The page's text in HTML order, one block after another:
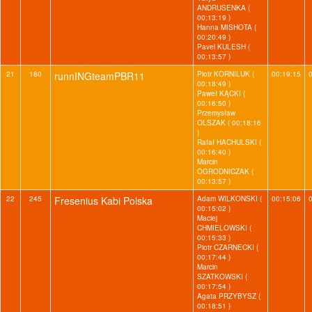
ANDRUSENKA (
00:13:19 )
Hanna MISHOTA (
00:20:49 )
Pavel KULESH (
00:13:57 )
21
180 runnINGteamPBR11
Piotr KORNILUK (
00:18:49 )
Paweł KĄCKI (
00:16:50 )
Przemysław
OLSZAK ( 00:18:16
)
Rafał HACHULSKI (
00:16:40 )
Marcin
OGRODNICZAK (
00:13:57 )
00:19:15
22 245 Fresenius Kabi Polska
Adam WILKONSKI (
00:15:02 )
Maciej
CHMIELOWSKI (
00:15:33 )
Piotr CZARNECKI (
00:17:44 )
Marcin
SZATKOWSKI (
00:17:54 )
Agata PRZYBYSZ (
00:18:51 )
00:15:06